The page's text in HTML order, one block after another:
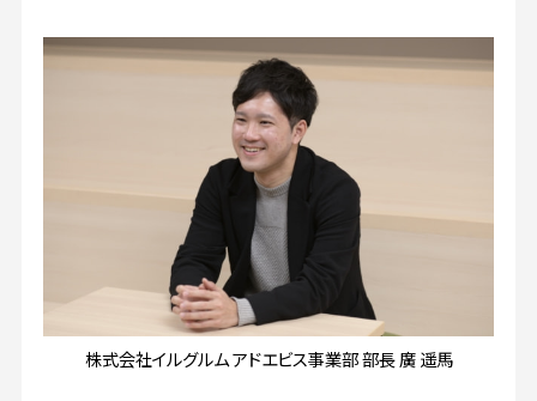
株式会社イルグルム アドエビス事業部 部長 廣 遥馬